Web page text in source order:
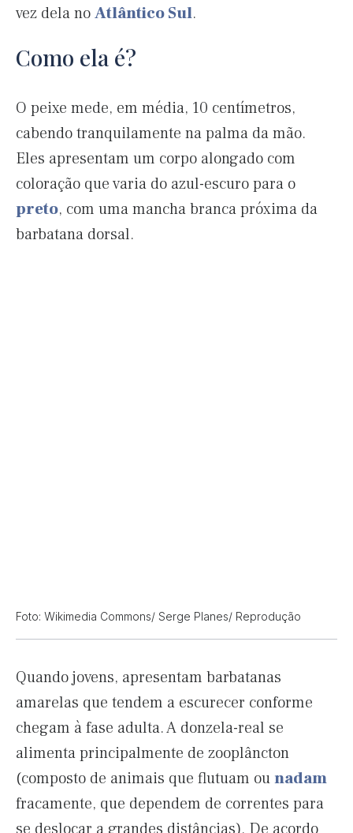
vez dela noAtlântico Sul.
Como ela é?
O peixe mede, em média, 10 centímetros,
cabendo tranquilamente na palma da mão.
Eles apresentam um corpo alongado com
coloração que varia do azul-escuro para o
preto, com uma mancha branca próxima da
barbatana dorsal.
Foto: Wikimedia Commons/ Serge Planes/ Reprodução
Quando jovens, apresentam barbatanas
amarelas que tendem a escurecer conforme
chegam à fase adulta. A donzela-real se
alimenta principalmente de zooplâncton
(composto de animais que flutuam ounadam
fracamente, que dependem de correntes para
se deslocar a grandes distâncias). De acordo